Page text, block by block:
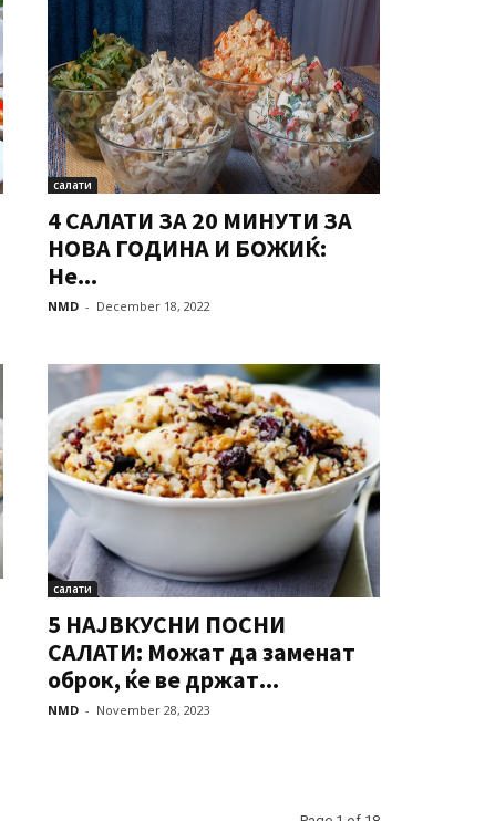
салати
4 САЛАТИ ЗА 20 МИНУТИ ЗА
НОВА ГОДИНА И БОЖИЌ:
Не...
NMD - December 18, 2022
салати
5 НАЈВКУСНИ ПОСНИ
САЛАТИ: Можат да заменат
оброк, ќе ве држат...
NMD - November 28, 2023